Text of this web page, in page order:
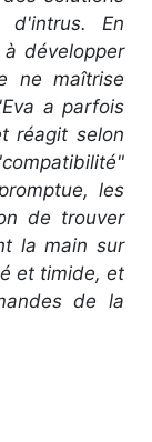
d'intrus. En
développer
ne maîtrise
a parfois
réagit selon
les
de trouver
la main sur
et timide, et
de la